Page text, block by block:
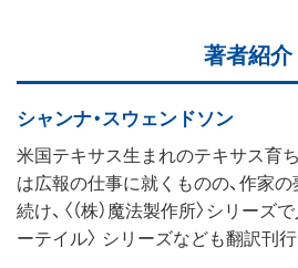
著者紹介
シャンナ・スウェンドソン
米国テキサス生まれのテキサス育
は広報の仕事に就くものの、作家
続け、〈（株）魔法製作所〉シリーズ
ーテイル〉 シリーズなども翻訳刊